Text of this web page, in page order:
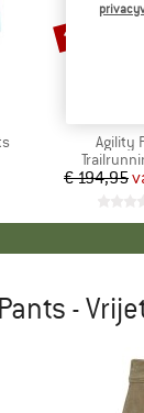
Artikel
Agility
€ 194,95
Korting
tot -25%
-